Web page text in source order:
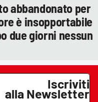
abbandonato per
è insopportabile
due giorni nessun
Iscriviti
alla Newsletter